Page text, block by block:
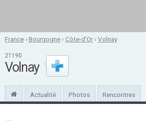
France ›Bourgogne ›Côte-d'Or›Volnay
21190
Volnay
Actualité Photos Rencontres